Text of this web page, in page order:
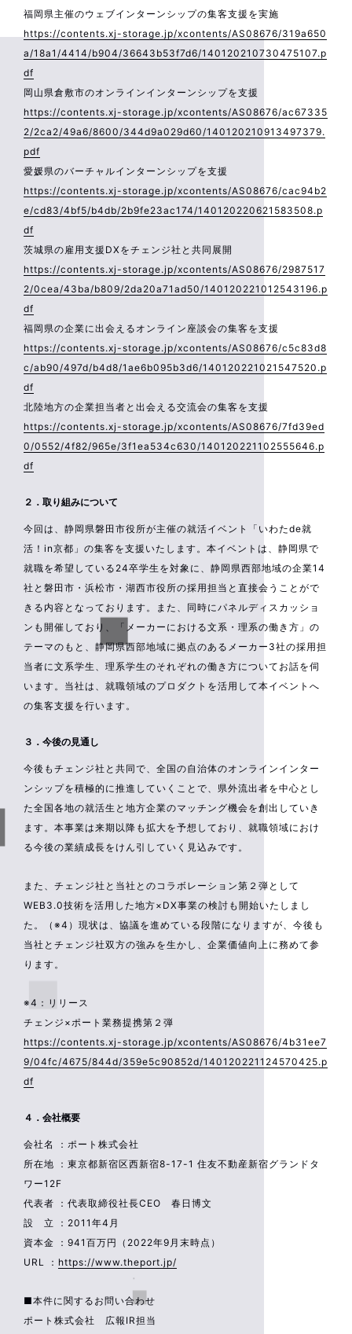
福岡県主催のウェブインターンシップの集客支援を実施
https://contents.xj-storage.jp/xcontents/AS08676/319a650
a/18a1/4414/b904/36643b53f7d6/140120210730475107.p
df
岡山県倉敷市のオンラインインターンシップを支援
https://contents.xj-storage.jp/xcontents/AS08676/ac67335
2/2ca2/49a6/8600/344d9a029d60/140120210913497379.
pdf
愛媛県のバーチャルインターンシップを支援
https://contents.xj-storage.jp/xcontents/AS08676/cac94b2
e/cd83/4bf5/b4db/2b9fe23ac174/140120220621583508.p
df
茨城県の雇用支援DXをチェンジ社と共同展開
https://contents.xj-storage.jp/xcontents/AS08676/2987517
2/0cea/43ba/b809/2da20a71ad50/140120221012543196.p
df
福岡県の企業に出会えるオンライン座談会の集客を支援
https://contents.xj-storage.jp/xcontents/AS08676/c5c83d8
c/ab90/497d/b4d8/1ae6b095b3d6/140120221021547520.p
df
北陸地方の企業担当者と出会える交流会の集客を支援
https://contents.xj-storage.jp/xcontents/AS08676/7fd39ed
0/0552/4f82/965e/3f1ea534c630/140120221102555646.p
df
２．取り組みについて
今回は、静岡県磐田市役所が主催の就活イベント「いわたde就
活！in京都」の集客を支援いたします。本イベントは、静岡県で
就職を希望している24卒学生を対象に、静岡県西部地域の企業14
社と磐田市・浜松市・湖西市役所の採用担当と直接会うことがで
きる内容となっております。また、同時にパネルディスカッショ
ンも開催しており、「メーカーにおける文系・理系の働き方」の
テーマのもと、静岡県西部地域に拠点のあるメーカー3社の採用担
当者に文系学生、理系学生のそれぞれの働き方についてお話を伺
います。当社は、就職領域のプロダクトを活用して本イベントへ
の集客支援を行います。
３．今後の見通し
今後もチェンジ社と共同で、全国の自治体のオンラインインター
ンシップを積極的に推進していくことで、県外流出者を中心とし
た全国各地の就活生と地方企業のマッチング機会を創出していき
ます。本事業は来期以降も拡大を予想しており、就職領域におけ
る今後の業績成長をけん引していく見込みです。
また、チェンジ社と当社とのコラボレーション第２弾として
WEB3.0技術を活用した地方×DX事業の検討も開始いたしまし
た。（※4）現状は、協議を進めている段階になりますが、今後も
当社とチェンジ社双方の強みを生かし、企業価値向上に務めて参
ります。
※4：リリース
チェンジ×ポート業務提携第２弾
https://contents.xj-storage.jp/xcontents/AS08676/4b31ee7
9/04fc/4675/844d/359e5c90852d/140120221124570425.p
df
４．会社概要
会社名 ：ポート株式会社
所在地 ：東京都新宿区西新宿8-17-1 住友不動産新宿グランドタ
ワー12F
代表者 ：代表取締役社長CEO 春日博文
設 立 ：2011年4月
資本金 ：941百万円（2022年9月末時点）
URL ： https://www.theport.jp/
■本件に関するお問い合わせ
ポート株式会社 広報IR担当